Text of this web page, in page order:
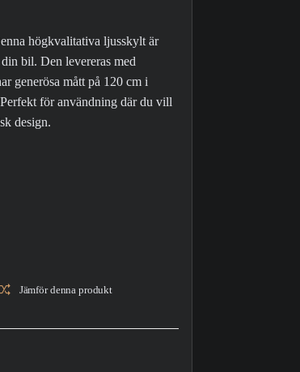
högkvalitativa ljusskylt är
bil. Den levereras med
generösa mått på 120 cm i
för användning där du vill
design.
Jämför denna produkt